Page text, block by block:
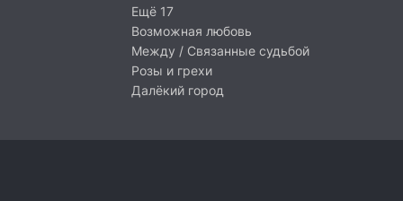
Ещё 17
Возможная любовь
Между / Связанные судьбой
Розы и грехи
Далёкий город